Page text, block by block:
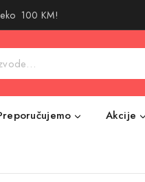
100 KM!
Akcije